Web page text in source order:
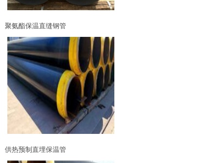
聚氨酯保温直缝钢管
供热预制直埋保温管